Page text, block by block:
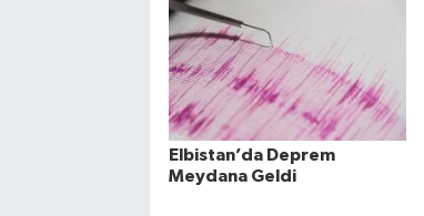
Elbistan’da Deprem
Meydana Geldi